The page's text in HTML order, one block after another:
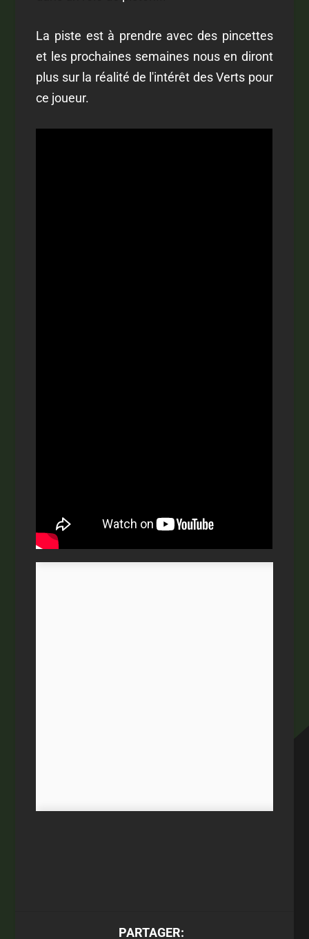
La piste est à prendre avec des pincettes
et les prochaines semaines nous en diront
plus sur la réalité de l'intérêt des Verts pour
ce joueur.
PARTAGER: